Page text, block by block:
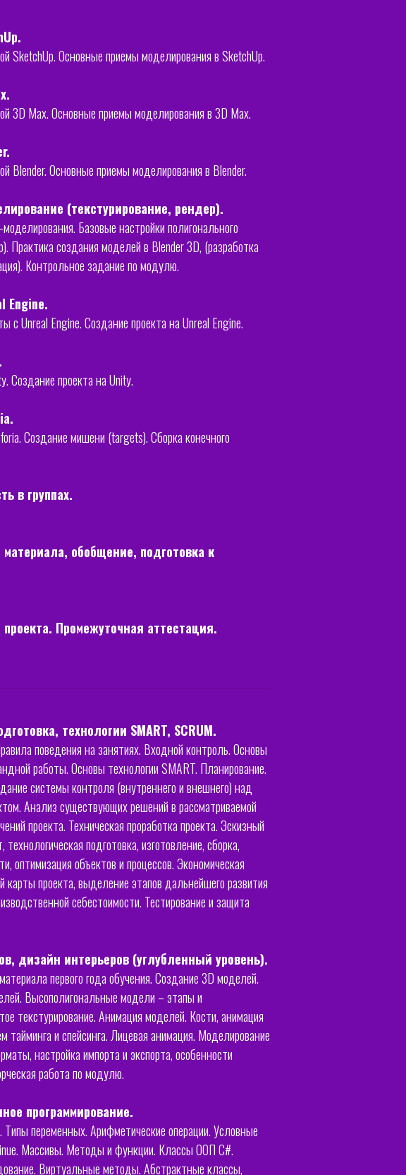
SketchUp. Основные приемы моделирования в SketchUp.
3D Max. Основные приемы моделирования в 3D Max.
Blender. Основные приемы моделирования в Blender.
(текстурирование, рендер).
Базовые настройки полигонального
Практика создания моделей в Blender 3D, (разработка
Контрольное задание по модулю.
Engine.
с Unreal Engine. Создание проекта на Unreal Engine.
Создание проекта на Unity.
Создание мишени (targets). Сборка конечного
в группах.
обобщение, подготовка к
Промежуточная аттестация.
технологии SMART, SCRUM.
поведения на занятиях. Входной контроль. Основы
работы. Основы технологии SMART. Планирование.
системы контроля (внутреннего и внешнего) над
Анализ существующих решений в рассматриваемой
проекта. Техническая проработка проекта. Эскизный
подготовка, изготовление, сборка,
оптимизация объектов и процессов. Экономическая
карты проекта, выделение этапов дальнейшего развития
себестоимости. Тестирование и защита
дизайн интерьеров (углубленный уровень).
первого года обучения. Создание 3D моделей.
Высополигональные модели – этапы и
текстурирование. Анимация моделей. Кости, анимация
тайминга и спейсинга. Лицевая анимация. Моделирование
настройка импорта и экспорта, особенности
работа по модулю.
программирование.
переменных. Арифметические операции. Условные
Массивы. Методы и функции. Классы ООП C#.
Виртуальные методы. Абстрактные классы,